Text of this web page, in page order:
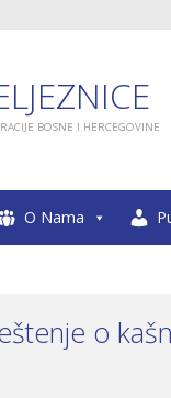
BOSNE I HERCEGOVINE
O Nama
o